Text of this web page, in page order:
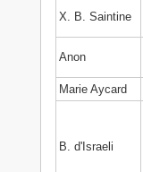
X. B. Saintine
Anon
Marie Aycard
B. d'Israeli